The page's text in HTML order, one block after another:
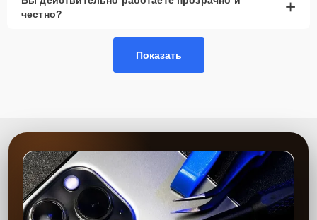
наличии.
соблюдением стандартов качества.
что гарантирует стабильность и надёжность после проведения
честно?
+
Показать